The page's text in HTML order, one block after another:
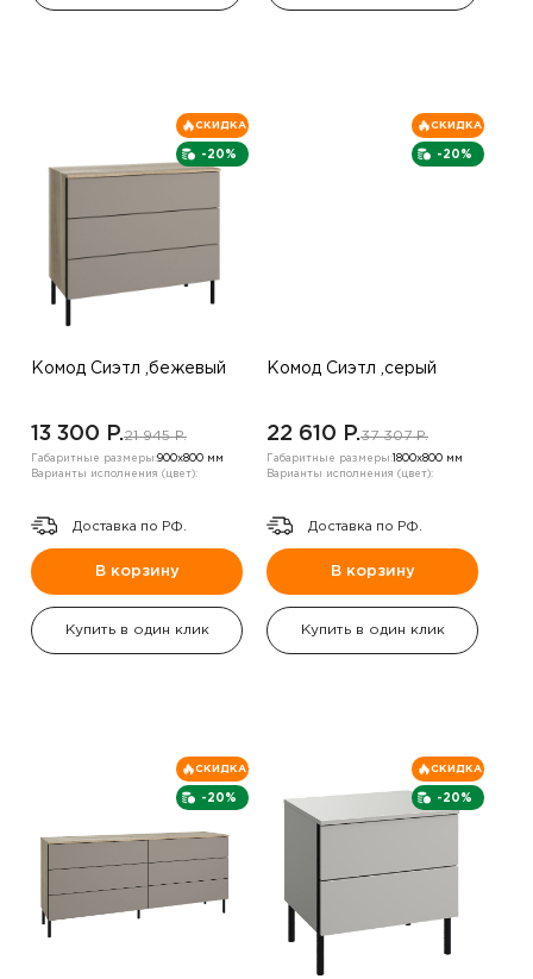
-20%
СКИДКА
Комод Сиэтл ,бежевый
13 300 P.21 945 P.
Габаритные размеры:900х800 мм
Варианты исполнения (цвет):
Доставка по РФ.
В корзину
Купить в один клик
-20%
СКИДКА
Комод Сиэтл ,серый
22 610 P.37 307 P.
Габаритные размеры: 1800х800 мм
Варианты исполнения (цвет):
Доставка по РФ.
В корзину
Купить в один клик
-20%
СКИДКА
-20%
СКИДКА